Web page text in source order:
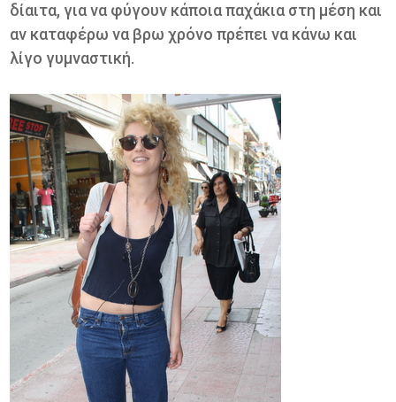
δίαιτα, για να φύγουν κάποια παχάκια στη μέση και
αν καταφέρω να βρω χρόνο πρέπει να κάνω και
λίγο γυμναστική.